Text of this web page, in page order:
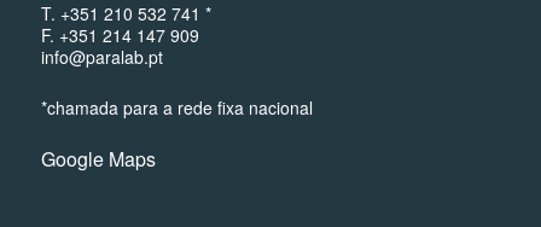
T. +351 210 532 741 *
F. +351 214 147 909
info@paralab.pt
*chamada para a rede fixa nacional
Google Maps